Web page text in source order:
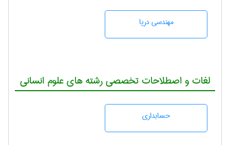
مهندسی دریا
لغات و اصطلاحات تخصصی رشته های علوم انسانی
حسابداری